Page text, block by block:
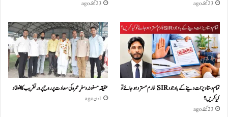
23 گھنٹے ago 23 گھنٹے ago
تمام دستاویزات دینے کے باوجود SIR فارم مسترد ہو جائے تو
کیا کریں؟
23 گھنٹے ago
عقیقہ مسنونہ و سفرِ عمرہ کی سعادت پر روح پرور تقریب کا انعقاد
1 دن ago